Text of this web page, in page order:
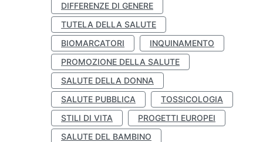
DIFFERENZE DI GENERE
TUTELA DELLA SALUTE
BIOMARCATORI
INQUINAMENTO
PROMOZIONE DELLA SALUTE
SALUTE DELLA DONNA
SALUTE PUBBLICA
TOSSICOLOGIA
STILI DI VITA
PROGETTI EUROPEI
SALUTE DEL BAMBINO